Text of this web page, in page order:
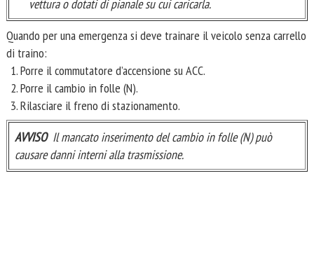
vettura o dotati di pianale su cui caricarla.
Quando per una emergenza si deve trainare il veicolo senza carrello
di traino:
Porre il commutatore d’accensione su ACC.
Porre il cambio in folle (N).
Rilasciare il freno di stazionamento.
AVVISO Il mancato inserimento del cambio in folle (N) può
causare danni interni alla trasmissione.